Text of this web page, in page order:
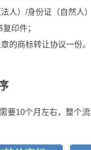
人）/身份证（自然人）
印件；
的商标转让协议一份。
要10个月左右，整个